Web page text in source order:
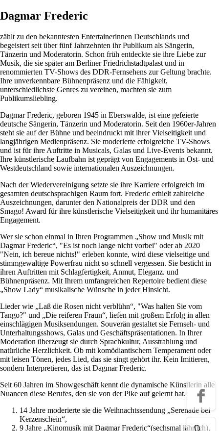
Dagmar Frederic
zählt zu den bekanntesten Entertainerinnen Deutschlands und
begeistert seit über fünf Jahrzehnten ihr Publikum als Sängerin,
Tänzerin und Moderatorin. Schon früh entdeckte sie ihre Liebe zur
Musik, die sie später am Berliner Friedrichstadtpalast und in
renommierten TV-Shows des DDR-Fernsehens zur Geltung brachte.
Ihre unverkennbare Bühnenpräsenz und die Fähigkeit,
unterschiedlichste Genres zu vereinen, machten sie zum
Publikumsliebling.
Dagmar Frederic, geboren 1945 in Eberswalde, ist eine gefeierte
deutsche Sängerin, Tänzerin und Moderatorin. Seit den 1960er-Jahren
steht sie auf der Bühne und beeindruckt mit ihrer Vielseitigkeit und
langjährigen Medienpräsenz. Sie moderierte erfolgreiche TV-Shows
und ist für ihre Auftritte in Musicals, Galas und Live-Events bekannt.
Ihre künstlerische Laufbahn ist geprägt von Engagements in Ost- und
Westdeutschland sowie internationalen Auszeichnungen.
Nach der Wiedervereinigung setzte sie ihre Karriere erfolgreich im
gesamten deutschsprachigen Raum fort. Frederic erhielt zahlreiche
Auszeichnungen, darunter den Nationalpreis der DDR und den
Smago! Award für ihre künstlerische Vielseitigkeit und ihr humanitäres
Engagement.
Wer sie schon einmal in Ihren Programmen „Show und Musik mit
Dagmar Frederic“, "Es ist noch lange nicht vorbei" oder ab 2020
"Nein, ich bereue nichts!" erleben konnte, wird diese vielseitige und
stimmgewaltige Powerfrau nicht so schnell vergessen. Sie besticht in
ihren Auftritten mit Schlagfertigkeit, Anmut, Eleganz. und
Bühnenpräsenz. Mit Ihrem umfangreichen Repertoire bedient diese
„Show Lady“ musikalische Wünsche in jeder Hinsicht.
Lieder wie „Laß die Rosen nicht verblühn“, "Was halten Sie vom
Tango?" und „Die reiferen Fraun“, liefen mit großem Erfolg in allen
einschlägigen Musiksendungen. Souverän gestaltet sie Fernseh- und
Unterhaltungsshows, Galas und Geschäftspräsentationen. In Ihrer
Moderation überzeugt sie durch Sprachkultur, Ausstrahlung und
natürliche Herzlichkeit. Ob mit komödiantischem Temperament oder
mit leisen Tönen, jedes Lied, das sie singt gehört ihr. Kein Imitieren,
sondern Interpretieren, das ist Dagmar Frederic.
Seit 60 Jahren im Showgeschäft kennt die dynamische Künstlerin alle
Nuancen diese Berufes, den sie von der Pike auf gelernt hat.
14 Jahre moderierte sie die Weihnachtssendung „Serenade bei
Kerzenschein“,
9 Jahre „Kinomusik mit Dagmar Frederic“(sechsmal jährlich),